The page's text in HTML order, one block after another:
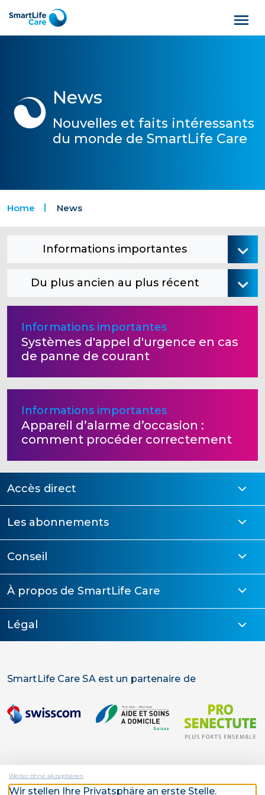
News
Nouvelles et faits intéressants
du monde de SmartLife Care
Home News
Informations importantes
Du plus ancien au plus récent
Informations importantes
Systèmes d'appel d'urgence en cas
de panne de courant
Informations importantes
Appareil d’alarme d’occasion :
comment procéder correctement
Accès direct
Les abonnements
Conseil
À propos de SmartLife Care
Légal
SmartLife Care SA est un partenaire de
Weiter ohne akzeptieren
Wir stellen Ihre Privatsphäre an erste Stelle.